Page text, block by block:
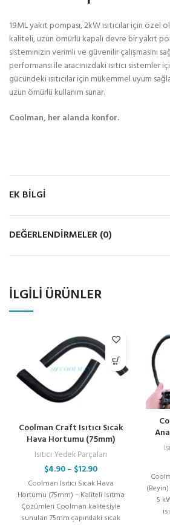
19ML yakıt pompası, 2kW ısıtıcılar için özel
kaliteli, uzun ömürlü kapalı devre bir yakıt
sisteminizin verimli ve güvenilir çalışmasını
performansı ile aracınızdaki ısıtıcı
gücündeki ısıtıcılar için mükemmel uyum
uzun ömürlü kullanım sunar.
Coolman, her alanda konfor.
EK BILGI
DEĞERLENDIRMELER (0)
İLGILI ÜRÜNLER
Coolman Craft Isıtıcı Sıcak
Hava Hortumu (75mm)
Isıtıcı Yedek Parçaları
$4.90– $12.90
Coolman Isıtıcı Sıcak Hava
Hortumu (75mm) – Kaliteli Isıtma
Çözümleri Coolman kalitesiyle
sunulan 75mm çapındaki sıcak
5